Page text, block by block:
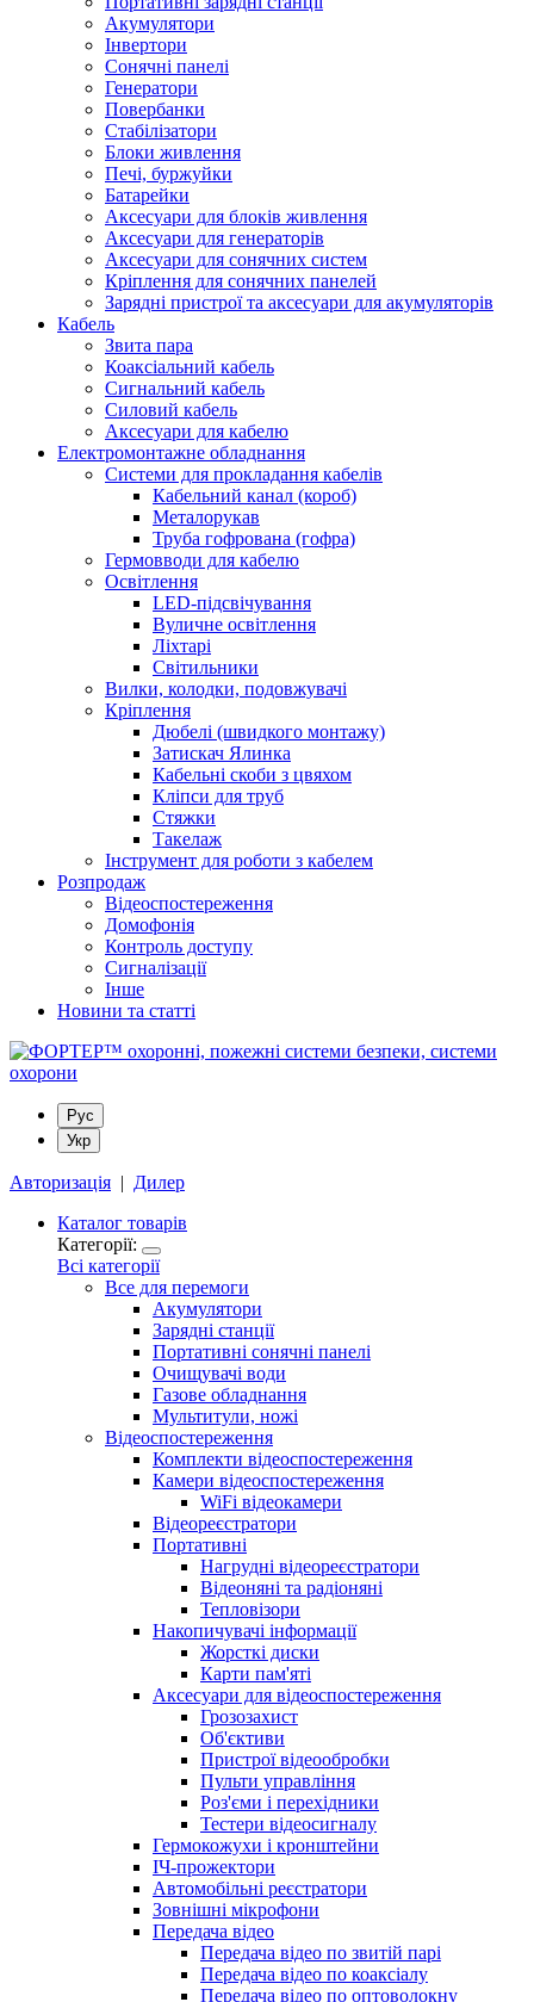
Акумулятори
Інвертори
Сонячні панелі
Генератори
Повербанки
Стабілізатори
Блоки живлення
Печі, буржуйки
Батарейки
Аксесуари для блоків живлення
Аксесуари для генераторів
Аксесуари для сонячних систем
Кріплення для сонячних панелей
Зарядні пристрої та аксесуари для акумуляторів
Кабель
Звита пара
Коаксіальний кабель
Сигнальний кабель
Силовий кабель
Аксесуари для кабелю
Електромонтажне обладнання
Системи для прокладання кабелів
Кабельний канал (короб)
Металорукав
Труба гофрована (гофра)
Гермовводи для кабелю
Освітлення
LED-підсвічування
Вуличне освітлення
Ліхтарі
Світильники
Вилки, колодки, подовжувачі
Кріплення
Дюбелі (швидкого монтажу)
Затискач Ялинка
Кабельні скоби з цвяхом
Кліпси для труб
Стяжки
Такелаж
Інструмент для роботи з кабелем
Розпродаж
Відеоспостереження
Домофонія
Контроль доступу
Сигналізації
Інше
Новини та статті
Рус
Укр
Авторизація | Дилер
Каталог товарів
Категорії:
Всі категорії
Все для перемоги
Акумулятори
Зарядні станції
Портативні сонячні панелі
Очищувачі води
Газове обладнання
Мультитули, ножі
Відеоспостереження
Комплекти відеоспостереження
Камери відеоспостереження
WiFi відеокамери
Відеореєстратори
Портативні
Нагрудні відеореєстратори
Відеоняні та радіоняні
Тепловізори
Накопичувачі інформації
Жорсткі диски
Карти пам'яті
Аксесуари для відеоспостереження
Грозозахист
Об'єктиви
Пристрої відеообробки
Пульти управління
Роз'єми і перехідники
Тестери відеосигналу
Гермокожухи і кронштейни
ІЧ-прожектори
Автомобільні реєстратори
Зовнішні мікрофони
Передача відео
Передача відео по звитій парі
Передача відео по коаксіалу
Передача відео по оптоволокну